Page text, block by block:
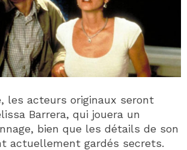
les acteurs originaux seront
Barrera, qui jouera un
bien que les détails de son
actuellement gardés secrets.